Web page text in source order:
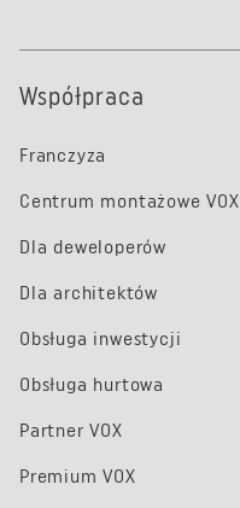
Współpraca
Franczyza
Centrum montażowe VOX
Dla deweloperów
Dla architektów
Obsługa inwestycji
Obsługa hurtowa
Partner VOX
Premium VOX